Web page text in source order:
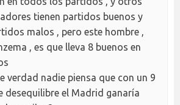
tienen partidos buenos y
malos , pero este hombre ,
, es que lleva 8 buenos en
verdad nadie piensa que con un 9
desequilibre el Madrid ganaría